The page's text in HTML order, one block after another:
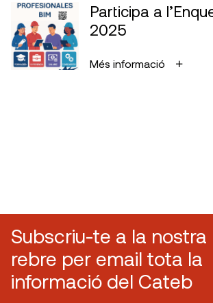
Participa a
2025
Més informació
Subscriu-te a la nostra
rebre per email tota la
informació del Cateb